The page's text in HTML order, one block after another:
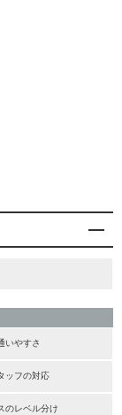
いやすさ
ッフの対応
のレベル分け